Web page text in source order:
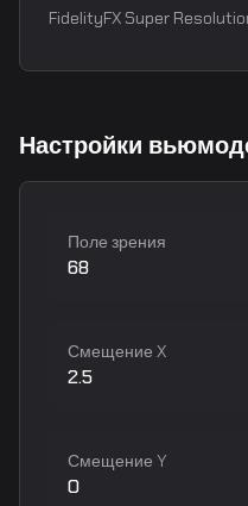
FidelityFX Super
Настройки
Поле зрения
68
Смещение X
2.5
Смещение Y
0